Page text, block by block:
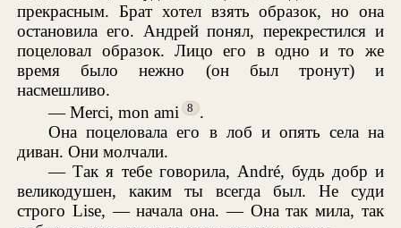
прекрасным. Брат хотел взять образок, но она
остановила его. Андрей понял, перекрестился и
поцеловал образок. Лицо его в одно и то же
время было нежно (он был тронут) и
насмешливо.
— Merci, mon ami
8 .
Она поцеловала его в лоб и опять села на
диван. Они молчали.
— Так я тебе говорила, André, будь добр и
великодушен, каким ты всегда был. Не суди
строго Lise, — начала она. — Она так мила, так